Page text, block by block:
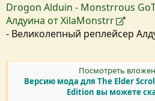
Drogon Alduin - Monstrrous
Алдуина от XilaMonstrr
- Великолепный реплейсер
Посмотреть
Версию мода для The Elder
Edition вы можете